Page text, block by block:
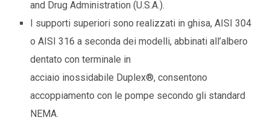
and Drug Administration (U.S.A.).
I supporti superiori sono realizzati in ghisa, AISI 304
o AISI 316 a seconda dei modelli, abbinati all’albero
dentato con terminale in
acciaio inossidabile Duplex®, consentono
accoppiamento con le pompe secondo gli standard
NEMA.